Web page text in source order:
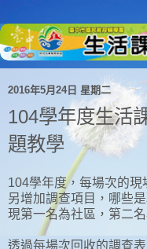
2016年5月24日 星期二
104學年度生活
題教學
104學年度，每場次的現
另增加調查項目，哪些
現第一名為社區，第二
透過每場次回收的調查